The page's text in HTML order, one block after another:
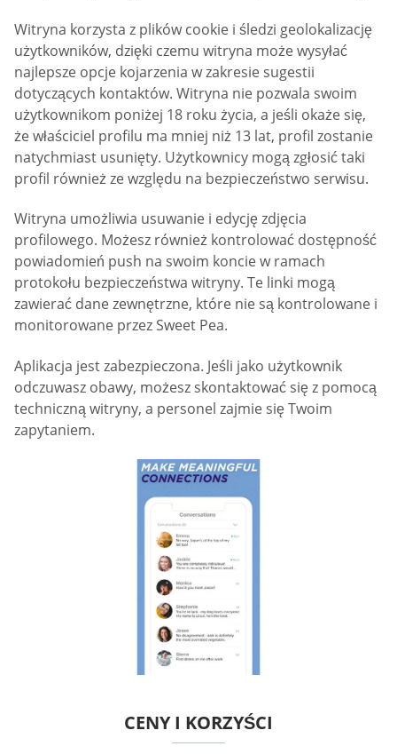
Witryna korzysta z plików cookie i śledzi geolokalizację
użytkowników, dzięki czemu witryna może wysyłać
najlepsze opcje kojarzenia w zakresie sugestii
dotyczących kontaktów. Witryna nie pozwala swoim
użytkownikom poniżej 18 roku życia, a jeśli okaże się,
że właściciel profilu ma mniej niż 13 lat, profil zostanie
natychmiast usunięty. Użytkownicy mogą zgłosić taki
profil również ze względu na bezpieczeństwo serwisu.
Witryna umożliwia usuwanie i edycję zdjęcia
profilowego. Możesz również kontrolować dostępność
powiadomień push na swoim koncie w ramach
protokołu bezpieczeństwa witryny. Te linki mogą
zawierać dane zewnętrzne, które nie są kontrolowane i
monitorowane przez Sweet Pea.
Aplikacja jest zabezpieczona. Jeśli jako użytkownik
odczuwasz obawy, możesz skontaktować się z pomocą
techniczną witryny, a personel zajmie się Twoim
zapytaniem.
CENY I KORZYŚCI